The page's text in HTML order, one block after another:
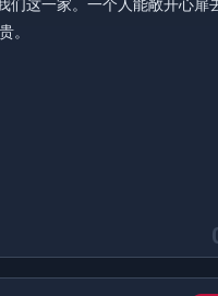
们这一家。一个人能敞开心扉
。